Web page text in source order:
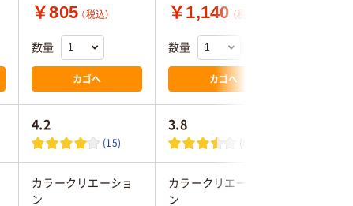
￥805 （税込）
数量
カゴへ
￥1,140 （税込）
数量
カゴへ
4.2
(15)
3.8
(8)
カラークリエーショ
ン
カラークリエーショ
ン